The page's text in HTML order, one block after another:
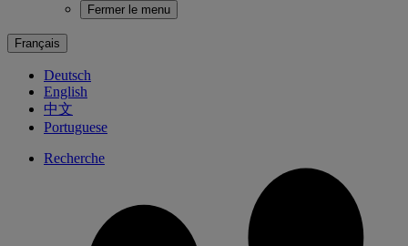
Fermer le menu
Français
Deutsch
English
中文
Portuguese
Recherche